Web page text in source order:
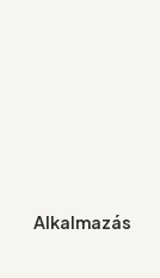
Alkalmazás